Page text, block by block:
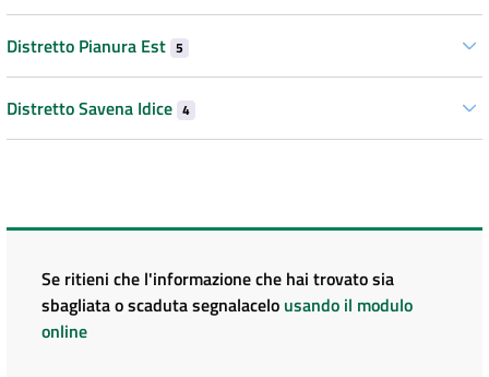
Distretto Pianura Est 5
Distretto Savena Idice 4
Se ritieni che l'informazione che hai trovato sia
sbagliata o scaduta segnalacelo usando il modulo
online